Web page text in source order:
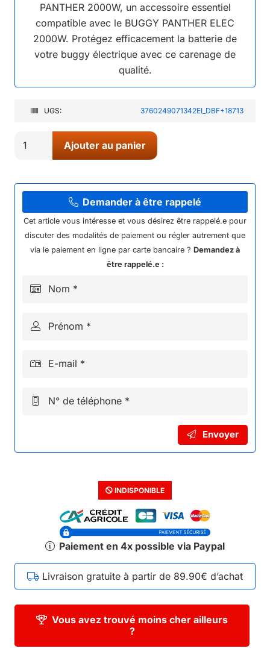
PANTHER 2000W, un accessoire essentiel
compatible avec le BUGGY PANTHER ELEC
2000W. Protégez efficacement la batterie de
votre buggy électrique avec ce carenage de
qualité.
UGS: 3760249071342EI_DBF+18713
CARENAGE
PANTHER
2000W
Ajouter au panier
Demander à être rappelé
Cet article vous intéresse et vous désirez être rappelé.e pour
discuter des modalités de paiement ou régler autrement que
via le paiement en ligne par carte bancaire ? Demandez à
être rappelé.e :
Nom *
Prénom *
E-mail *
N° de téléphone *
Envoyer
INDISPONIBLE
Paiement en 4x possible via Paypal
Livraison gratuite à partir de 89.90€ d’achat
Vous avez trouvé moins cher ailleurs
?